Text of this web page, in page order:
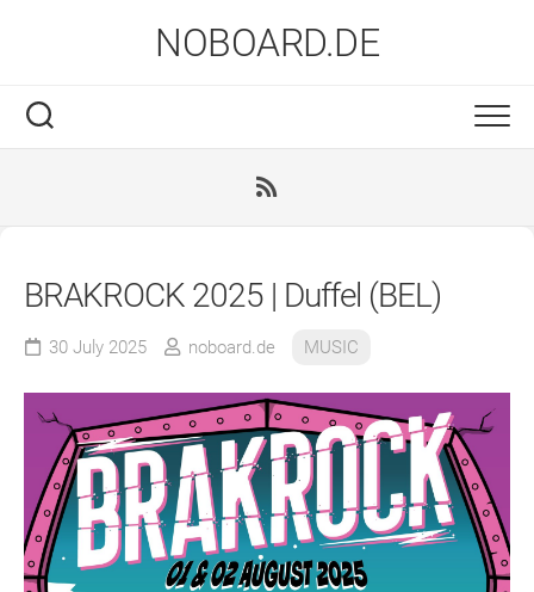
NOBOARD.DE
BRAKROCK 2025 | Duffel (BEL)
30 July 2025 noboard.de MUSIC